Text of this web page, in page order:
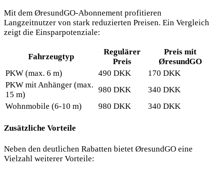
Mit dem ØresundGO-Abonnement profitieren
Langzeitnutzer von stark reduzierten Preisen. Ein Vergleich
zeigt die Einsparpotenziale:
Fahrzeugtyp
Regulärer
Preis
Preis mit
ØresundGO
PKW (max. 6 m)
490 DKK
170 DKK
PKW mit Anhänger (max.
15 m)
980 DKK
340 DKK
Wohnmobile (6-10 m)
980 DKK 340 DKK
Zusätzliche Vorteile
Neben den deutlichen Rabatten bietet ØresundGO eine
Vielzahl weiterer Vorteile: